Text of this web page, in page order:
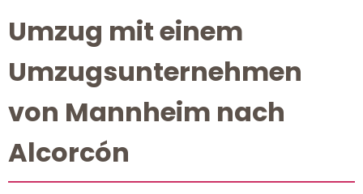
Umzug mit einem
Umzugsunternehmen
von Mannheim nach
Alcorcón